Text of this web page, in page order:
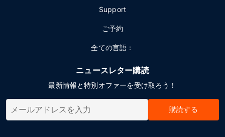
Support
ご予約
全ての言語：
ニュースレター購読
最新情報と特別オファーを受け取ろう！
購読する